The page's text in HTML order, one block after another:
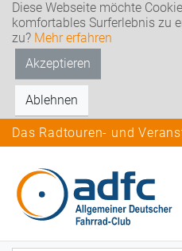
Diese Webseite möchte
komfortables Surferlebnis zu
zu? Mehr erfahren
Akzeptieren
Ablehnen
Das Radtouren- und